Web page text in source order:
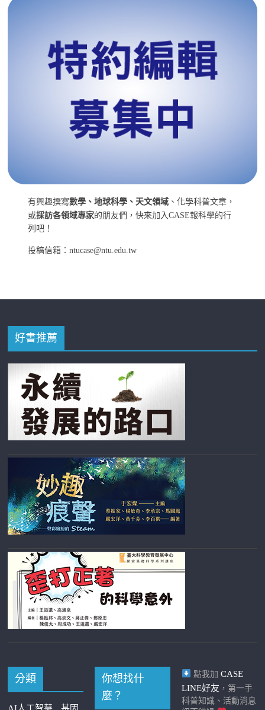
有興趣撰寫數學、地球科學、天文領域 、化學科普文章，
或採訪各領域專家的朋友們，快來加入CASE報科學的行
列吧！
投稿信箱：ntucase@ntu.edu.tw
好書推薦
分類
AI人工智慧
基因
你想找什
麼？
點我加 CASE
LINE好友 ，第一手
科普知識、活動消息